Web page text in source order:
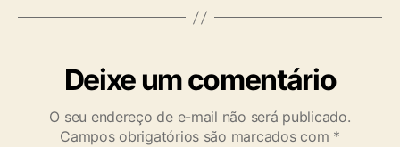
Deixe um comentário
O seu endereço de e-mail não será publicado.
Campos obrigatórios são marcados com *